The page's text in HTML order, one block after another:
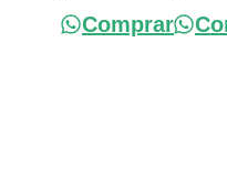
Comprar